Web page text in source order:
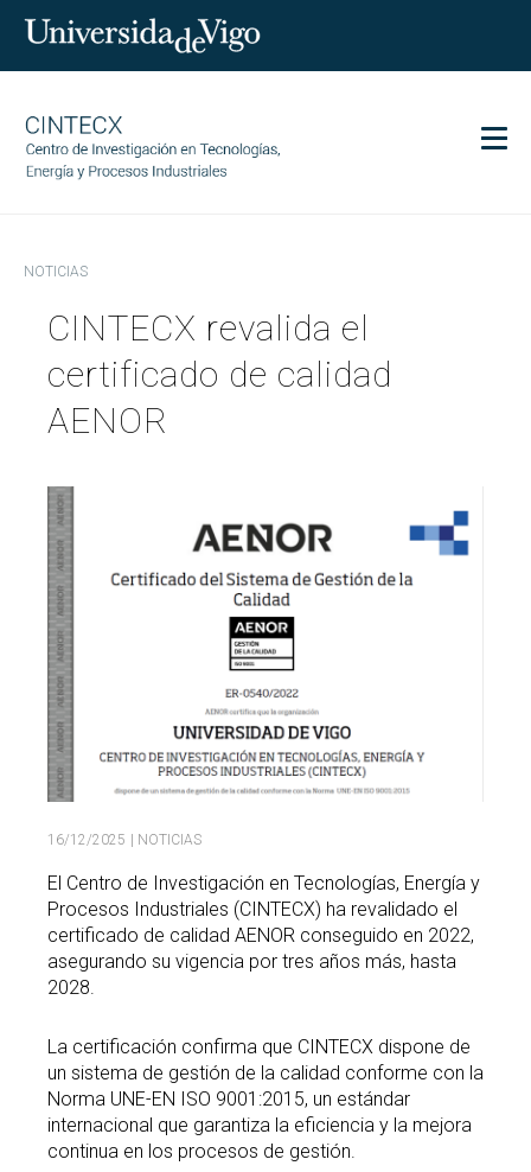
Investigación
Transferencia
Servicios
Igualdad
GL Search
BuscarBUSCAR
TwitterInstagramYoutubeLinkedin
NOTICIAS
CINTECX revalida el
certificado de calidad
AENOR
16/12/2025 | NOTICIAS
El Centro de Investigación en Tecnologías, Energía y
Procesos Industriales (CINTECX) ha revalidado el
certificado de calidad AENOR conseguido en 2022,
asegurando su vigencia por tres años más, hasta
2028.
La certificación confirma que CINTECX dispone de
un sistema de gestión de la calidad conforme con la
Norma UNE-EN ISO 9001:2015, un estándar
internacional que garantiza la eficiencia y la mejora
continua en los procesos de gestión.